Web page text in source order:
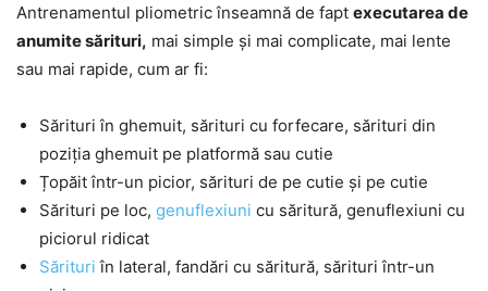
Antrenamentul pliometric înseamnă de fapt executarea de
anumite sărituri, mai simple și mai complicate, mai lente
sau mai rapide, cum ar fi:
Sărituri în ghemuit, sărituri cu forfecare, sărituri din
poziția ghemuit pe platformă sau cutie
Țopăit într-un picior, sărituri de pe cutie și pe cutie
Sărituri pe loc, genuflexiuni cu săritură, genuflexiuni cu
piciorul ridicat
Sărituri în lateral, fandări cu săritură, sărituri într-un